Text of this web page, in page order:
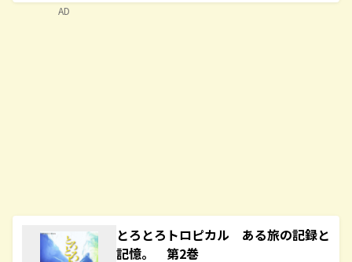
とろとろトロピカル ある旅の記録と
記憶。 第2巻
AD